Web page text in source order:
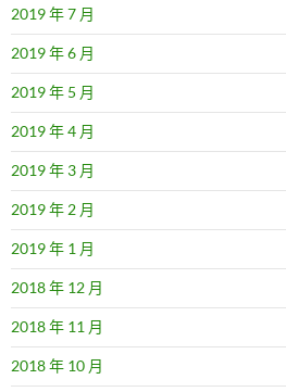
2019 年 7 月
2019 年 6 月
2019 年 5 月
2019 年 4 月
2019 年 3 月
2019 年 2 月
2019 年 1 月
2018 年 12 月
2018 年 11 月
2018 年 10 月